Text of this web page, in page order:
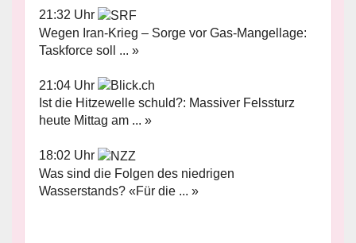
21:32 Uhr
Wegen Iran-Krieg – Sorge vor Gas-Mangellage:
Taskforce soll ... »
21:04 Uhr
Ist die Hitzewelle schuld?: Massiver Felssturz
heute Mittag am ... »
18:02 Uhr
Was sind die Folgen des niedrigen
Wasserstands? «Für die ... »